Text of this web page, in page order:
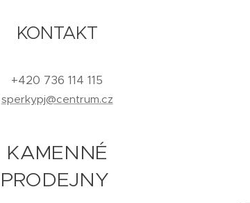
KONTAKT
+420 736 114 115
sperkypj@centrum.cz
KAMENNÉ
PRODEJNY